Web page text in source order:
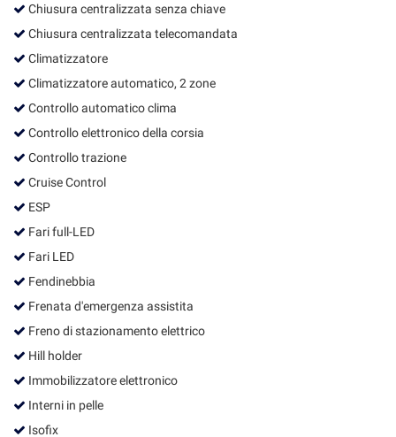
Chiusura centralizzata senza chiave
Chiusura centralizzata telecomandata
Climatizzatore
Climatizzatore automatico, 2 zone
Controllo automatico clima
Controllo elettronico della corsia
Controllo trazione
Cruise Control
ESP
Fari full-LED
Fari LED
Fendinebbia
Frenata d'emergenza assistita
Freno di stazionamento elettrico
Hill holder
Immobilizzatore elettronico
Interni in pelle
Isofix
Salva
le